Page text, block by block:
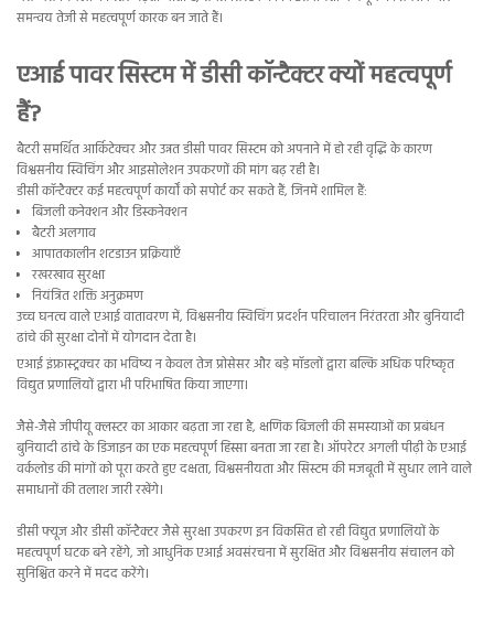
समन्वय तेजी से महत्वपूर्ण कारक बन जाते हैं।
एआई पावर सिस्टम में डीसी कॉन्टैक्टर क्यों महत्वपूर्ण
हैं?
बैटरी समर्थित आर्किटेक्चर और उन्नत डीसी पावर सिस्टम को अपनाने में हो रही वृद्धि के कारण
विश्वसनीय स्विचिंग और आइसोलेशन उपकरणों की मांग बढ़ रही है।
डीसी कॉन्टैक्टर कई महत्वपूर्ण कार्यों को सपोर्ट कर सकते हैं, जिनमें शामिल हैं:
बिजली कनेक्शन और डिस्कनेक्शन
बैटरी अलगाव
आपातकालीन शटडाउन प्रक्रियाएँ
रखरखाव सुरक्षा
नियंत्रित शक्ति अनुक्रमण
उच्च घनत्व वाले एआई वातावरण में, विश्वसनीय स्विचिंग प्रदर्शन परिचालन निरंतरता और बुनियादी
ढांचे की सुरक्षा दोनों में योगदान देता है।
एआई इंफ्रास्ट्रक्चर का भविष्य न केवल तेज प्रोसेसर और बड़े मॉडलों द्वारा बल्कि अधिक परिष्कृत
विद्युत प्रणालियों द्वारा भी परिभाषित किया जाएगा।
जैसे-जैसे जीपीयू क्लस्टर का आकार बढ़ता जा रहा है, क्षणिक बिजली की समस्याओं का प्रबंधन
बुनियादी ढांचे के डिजाइन का एक महत्वपूर्ण हिस्सा बनता जा रहा है। ऑपरेटर अगली पीढ़ी के एआई
वर्कलोड की मांगों को पूरा करते हुए दक्षता, विश्वसनीयता और सिस्टम की मजबूती में सुधार लाने वाले
समाधानों की तलाश जारी रखेंगे।
डीसी फ्यूज और डीसी कॉन्टैक्टर जैसे सुरक्षा उपकरण इन विकसित हो रही विद्युत प्रणालियों के
महत्वपूर्ण घटक बने रहेंगे, जो आधुनिक एआई अवसंरचना में सुरक्षित और विश्वसनीय संचालन को
सुनिश्चित करने में मदद करेंगे।